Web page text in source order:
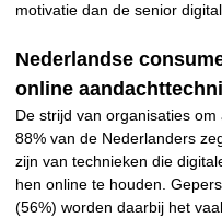
motivatie dan de senior
Nederlandse
online
De strijd van organisaties
88% van de Nederlanders
zijn van technieken die
hen online te houden.
(56%) worden daarbij het